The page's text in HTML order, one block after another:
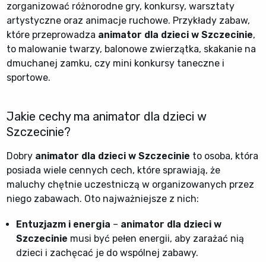
zorganizować różnorodne gry, konkursy, warsztaty
artystyczne oraz animacje ruchowe. Przykłady zabaw,
które przeprowadza animator dla dzieci w Szczecinie,
to malowanie twarzy, balonowe zwierzątka, skakanie na
dmuchanej zamku, czy mini konkursy taneczne i
sportowe.
Jakie cechy ma animator dla dzieci w
Szczecinie?
Dobry animator dla dzieci w Szczecinie to osoba, która
posiada wiele cennych cech, które sprawiają, że
maluchy chętnie uczestniczą w organizowanych przez
niego zabawach. Oto najważniejsze z nich:
Entuzjazm i energia – animator dla dzieci w
Szczecinie musi być pełen energii, aby zarażać nią
dzieci i zachęcać je do wspólnej zabawy.